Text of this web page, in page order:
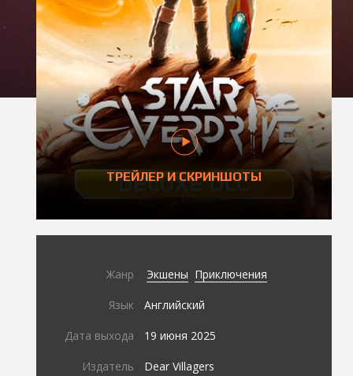
ТРЕЙЛЕР И СКРИНШОТЫ
Жанр Экшены Приключения
Язык Английский
Дата выхода 19 июня 2025
Издатель Dear Villagers